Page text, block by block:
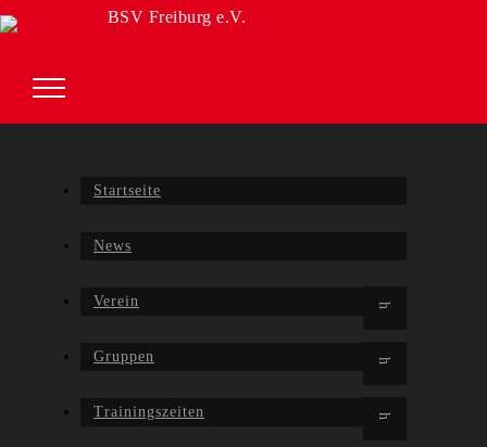
BSV Freiburg e.V.
Startseite
News
Verein
Gruppen
Trainingszeiten